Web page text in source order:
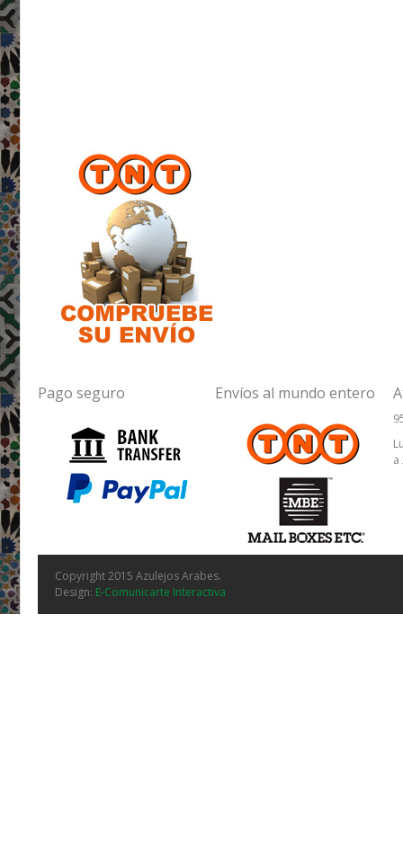
Pago seguro Envíos al mundo entero
a
Copyright 2015 Azulejos Arabes.
Design: E-Comunicarte Interactiva